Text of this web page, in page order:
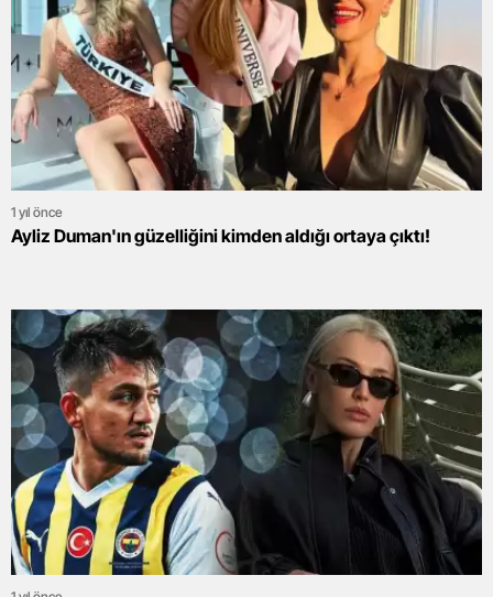
1 yıl önce
Ayliz Duman'ın güzelliğini kimden aldığı ortaya çıktı!